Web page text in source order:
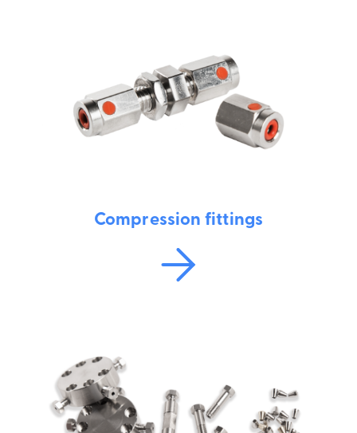
Compression fittings